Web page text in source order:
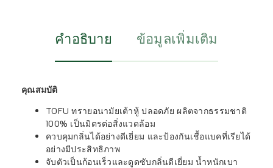
คำอธิบาย ข้อมูลเพิ่มเติม
คุณสมบัติ
TOFU ทรายอนามัยเต้าหู้ ปลอดภัย ผลิตจากธรรมชาติ
100% เป็นมิตรต่อสิ่งแวดล้อม
ควบคุมกลิ่นได้อย่างดีเยี่ยม และป้องกันเชื้อแบคที่เรียได้
อย่างมีประสิทธิภาพ
จับตัวเป็นก้อนเร็วและดูดซับกลิ่นดีเยี่ยม น้ำหนักเบา